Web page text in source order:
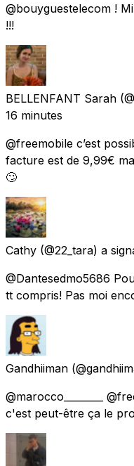
@bouyguestelecom !
!!!
BELLENFANT Sarah
16 minutes
@freemobile c’est
facture est de 9,99€
🙄
Cathy (@22_tara) a
@Dantesedmo5686
tt compris! Pas moi
Gandhiiman
@marocco________
c'est peut-être ça le